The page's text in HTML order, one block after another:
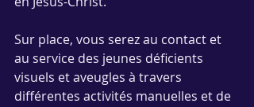
Sur place, vous serez au contact et
au service des jeunes déficients
visuels et aveugles à travers
différentes activités manuelles et de